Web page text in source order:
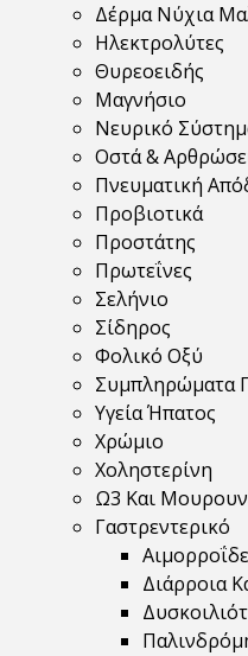
Δέρμα Νύχια
Ηλεκτρολύτες
Θυρεοειδής
Μαγνήσιο
Νευρικό
Οστά &
Πνευματική
Προβιοτικά
Προστάτης
Πρωτεΐνες
Σελήνιο
Σίδηρος
Φολικό Οξύ
Συμπληρώματα
Υγεία Ήπατος
Χρώμιο
Χοληστερίνη
Ω3 Και
Γαστρεντερικό
Διάρροια